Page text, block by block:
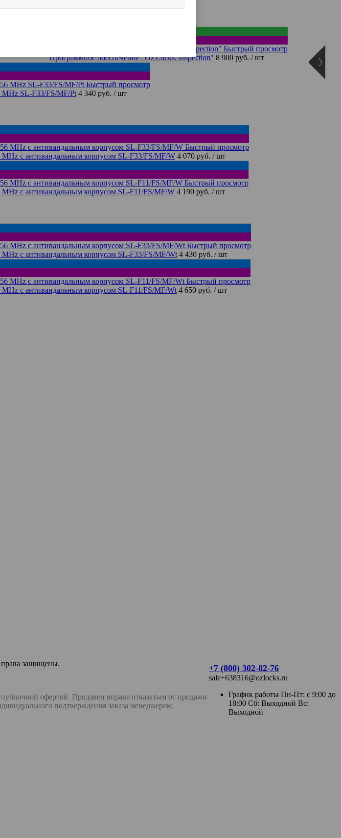
Быстрый просмотр
Программное обеспечение "OZLocks: Inspection" 8 900 руб. / шт
Быстрый просмотр
SL-F33/FS/MF/Pt 4 340 руб. / шт
Быстрый просмотр
с антивандальным корпусом SL-F33/FS/MF/W 4 070 руб. / шт
Быстрый просмотр
с антивандальным корпусом SL-F11/FS/MF/W 4 190 руб. / шт
Быстрый просмотр
с антивандальным корпусом SL-F33/FS/MF/Wt 4 430 руб. / шт
Быстрый просмотр
с антивандальным корпусом SL-F11/FS/MF/Wt 4 650 руб. / шт
защищены.
офертой. Продавец вправе отказаться от продажи
подтверждения заказа менеджером.
+7 (800) 302-82-76
sale+638316@ozlocks.ru
График работы Пн-Пт: с 9:00 до
18:00 Сб: Выходной Вс:
Выходной